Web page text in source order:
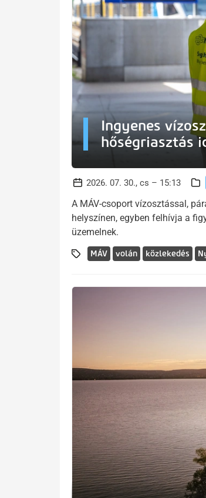
Ingyenes
hőségriasztás
2026. 07. 30., cs – 15:13
A MÁV-csoport vízosztással,
helyszínen, egyben felhívja a
üzemelnek.
MÁV volán közlekedés